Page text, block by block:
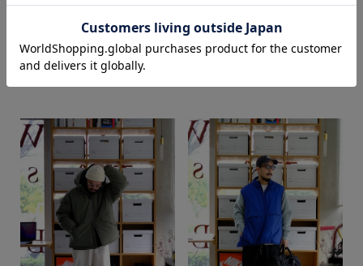
商品タイプ
通常商品 予約商品
セール価格 WEB限定
yusaku
web store BINGOYA
yusaku